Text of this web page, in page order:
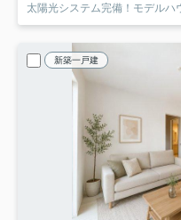
太陽光システム完備！モデルハ
新築一戸建